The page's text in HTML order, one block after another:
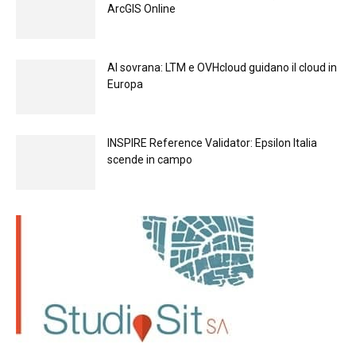
ArcGIS Online
Al sovrana: LTM е OVHcloud guidano il cloud in
Europа
INSPIRE Reference Validator: Epsilon Italia
scende in campo